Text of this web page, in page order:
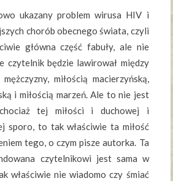
ukazany problem wirusa HIV i
chorób obecnego świata, czyli
główna część fabuły, ale nie
czytelnik będzie lawirował między
miłością macierzyńską,
i miłością marzeń. Ale to nie jest
tej miłości i duchowej i
sporo, to tak właściwie ta miłość
tego, o czym pisze autorka. Ta
czytelnikowi jest sama w
właściwie nie wiadomo czy śmiać